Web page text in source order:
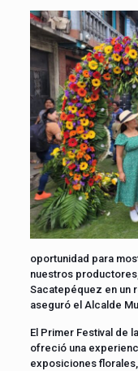
oportunidad para
nuestros
Sacatepéquez en un
aseguró el Alcalde
El Primer Festival de
ofreció una
exposiciones